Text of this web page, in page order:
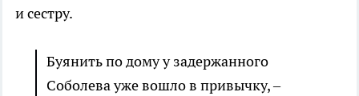
и сестру.
Буянить по дому у задержанного
Соболева уже вошло в привычку, –